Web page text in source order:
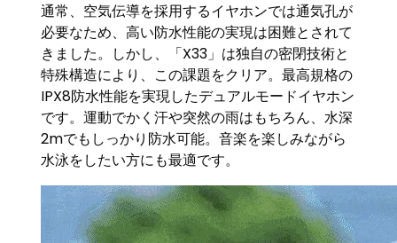
通常、空気伝導を採用するイヤホンでは通気孔が
必要なため、高い防水性能の実現は困難とされて
きました。しかし、「X33」は独自の密閉技術と
特殊構造により、この課題をクリア。最高規格の
IPX8防水性能を実現したデュアルモードイヤホン
です。運動でかく汗や突然の雨はもちろん、水深
2mでもしっかり防水可能。音楽を楽しみながら
水泳をしたい方にも最適です。